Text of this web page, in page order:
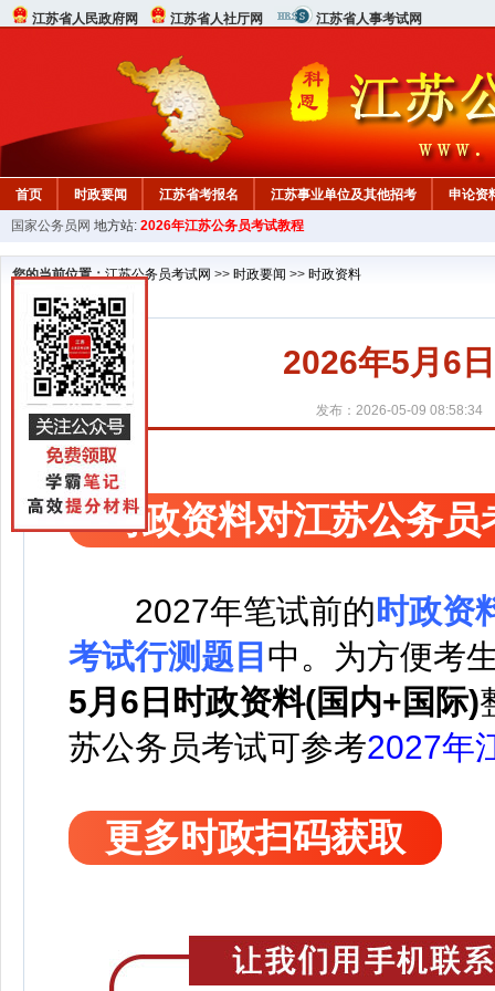
江苏省人民政府网 江苏省人社厅网 江苏省人事考试网
首页 时政要闻 江苏省考报名 江苏事业单位及其他招考
申论资
国家公务员网 地方站: 2026年江苏公务员考试教程
您的当前位置：江苏公务员考试网 >> 时政要闻 >> 时政资料
2026年5月6
发布：2026-05-09 08:58:34
时政资料对江苏公务员
2027年笔试前的 时政资
考试行测题目 中。 为方便考
5月6日时政资料(国内+国际)
苏公务员考试可参考2027年
更多时政扫码获取